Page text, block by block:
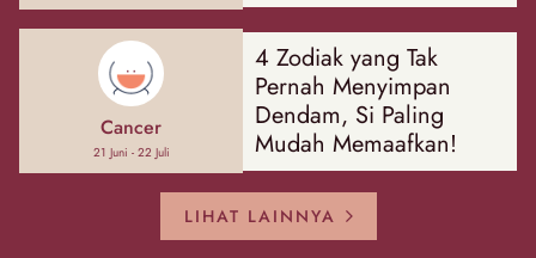
Cancer
21 Juni - 22 Juli
4 Zodiak yang Tak
Pernah Menyimpan
Dendam, Si Paling
Mudah Memaafkan!
LIHAT LAINNYA